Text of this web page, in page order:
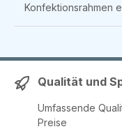
Konfektionsrahmen
Qualität und
Umfassende
Preise